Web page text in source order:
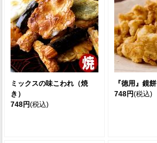
ミックスの味こわれ（焼
き）
748円(税込)
『徳用』鏡餅
748円(税込)